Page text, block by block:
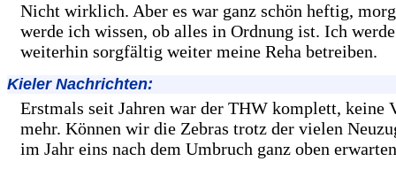
Nicht wirklich. Aber es war ganz schön heftig,
werde ich wissen, ob alles in Ordnung ist. Ich
weiterhin sorgfältig weiter meine Reha betreiben.
Kieler Nachrichten:
Erstmals seit Jahren war der THW komplett, keine
mehr. Können wir die Zebras trotz der vielen
im Jahr eins nach dem Umbruch ganz oben